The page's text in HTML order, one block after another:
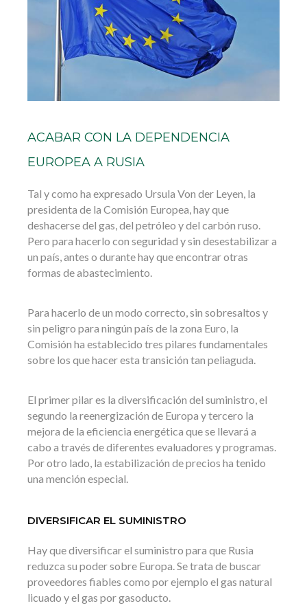
ACABAR CON LA DEPENDENCIA
EUROPEA A RUSIA
Tal y como ha expresado Ursula Von der Leyen, la
presidenta de la Comisión Europea, hay que
deshacerse del gas, del petróleo y del carbón ruso.
Pero para hacerlo con seguridad y sin desestabilizar a
un país, antes o durante hay que encontrar otras
formas de abastecimiento.
Para hacerlo de un modo correcto, sin sobresaltos y
sin peligro para ningún país de la zona Euro, la
Comisión ha establecido tres pilares fundamentales
sobre los que hacer esta transición tan peliaguda.
El primer pilar es la diversificación del suministro, el
segundo la reenergización de Europa y tercero la
mejora de la eficiencia energética que se llevará a
cabo a través de diferentes evaluadores y programas.
Por otro lado, la estabilización de precios ha tenido
una mención especial.
DIVERSIFICAR EL SUMINISTRO
Hay que diversificar el suministro para que Rusia
reduzca su poder sobre Europa. Se trata de buscar
proveedores fiables como por ejemplo el gas natural
licuado y el gas por gasoducto.